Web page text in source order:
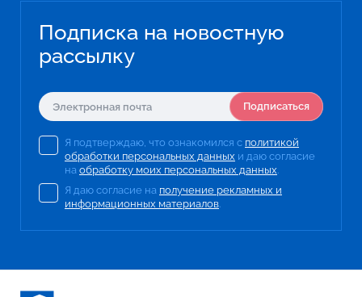
Подписка на новостную
рассылку
Подписаться
Я подтверждаю, что ознакомился с политикой
обработки персональных данных и даю согласие
на обработку моих персональных данных.
Я даю согласие на получение рекламных и
информационных материалов.